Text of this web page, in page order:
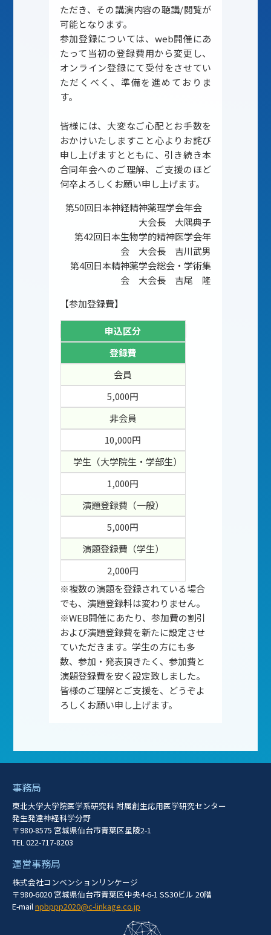
ただき、その講演内容の聴講/閲覧が
可能となります。
参加登録については、web開催にあ
たって当初の登録費用から変更し、
オンライン登録にて受付をさせてい
ただくべく、準備を進めておりま
す。
皆様には、大変なご心配とお手数を
おかけいたしますこと心よりお詫び
申し上げますとともに、引き続き本
合同年会へのご理解、ご支援のほど
何卒よろしくお願い申し上げます。
第50回日本神経精神薬理学会年会
大会長 大隅典子
第42回日本生物学的精神医学会年
会 大会長 吉川武男
第4回日本精神薬学会総会・学術集
会 大会長 吉尾 隆
【参加登録費】
申込区分
登録費
会員
5,000円
非会員
10,000円
学生（大学院生・学部生）
1,000円
演題登録費（一般）
5,000円
演題登録費（学生）
2,000円
※複数の演題を登録されている場合
でも、演題登録料は変わりません。
※WEB開催にあたり、参加費の割引
および演題登録費を新たに設定させ
ていただきます。学生の方にも多
数、参加・発表頂きたく、参加費と
演題登録費を安く設定致しました。
皆様のご理解とご支援を、どうぞよ
ろしくお願い申し上げます。
事務局
東北大学大学院医学系研究科 附属創生応用医学研究センター
発生発達神経科学分野
〒980-8575 宮城県仙台市青葉区星陵2-1
TEL 022-717-8203
運営事務局
株式会社コンベンションリンケージ
〒980-6020 宮城県仙台市青葉区中央4-6-1 SS30ビル 20階
E-mailnpbppp2020@c-linkage.co.jp